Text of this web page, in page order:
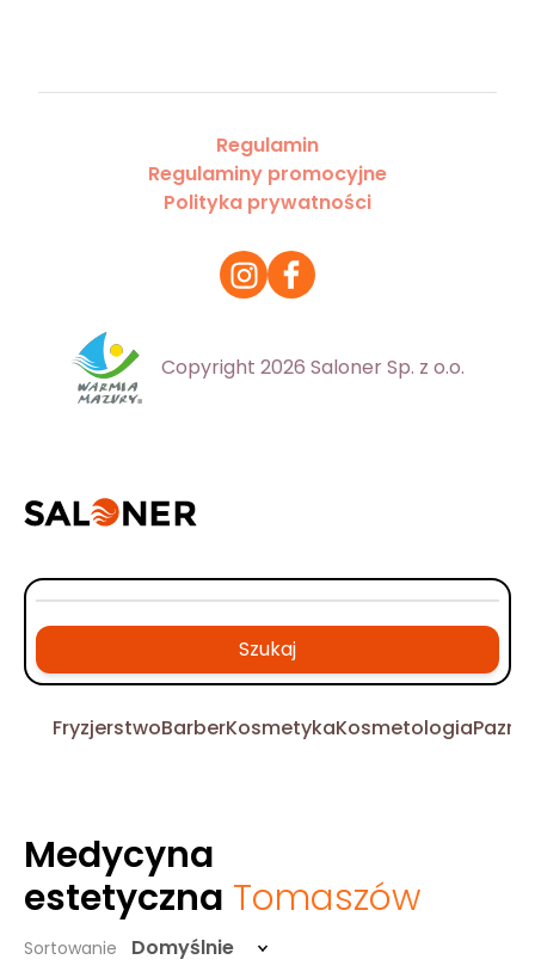
Regulamin
Regulaminy promocyjne
Polityka prywatności
Copyright 2026 Saloner Sp. z o.o.
Szukaj
FryzjerstwoBarberKosmetykaKosmetologia
Medycyna
estetyczna Tomaszów
Sortowanie Domyślnie